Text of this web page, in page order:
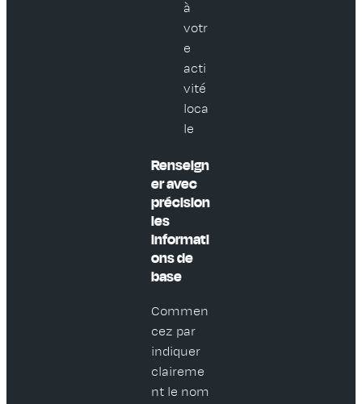
à
votr
e
acti
vité
loca
le
Renseign
er avec
précision
les
informati
ons de
base
Commen
cez par
indiquer
claireme
nt le nom